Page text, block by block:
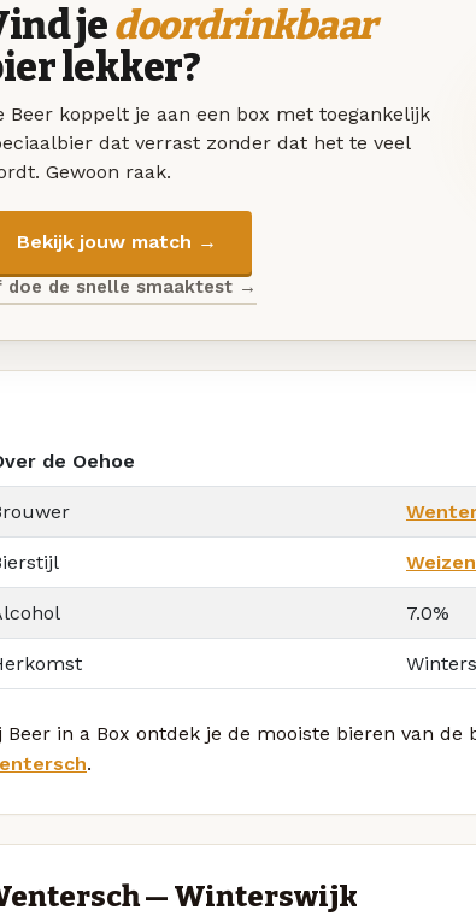
jedoordrinkbaar
lekker?
Beer koppelt je aan een box met toegankelijk
dat verrast zonder dat het te veel
Gewoon raak.
Bekijk jouw match →
doe de snelle smaaktest →
de Oehoe
7.0%
Beer in a Box ontdek je de mooiste bieren van de
.
— Winterswijk